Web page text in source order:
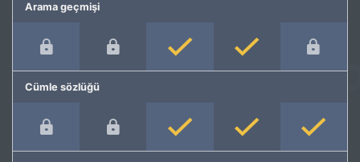
Arama geçmişi
Cümle sözlüğü